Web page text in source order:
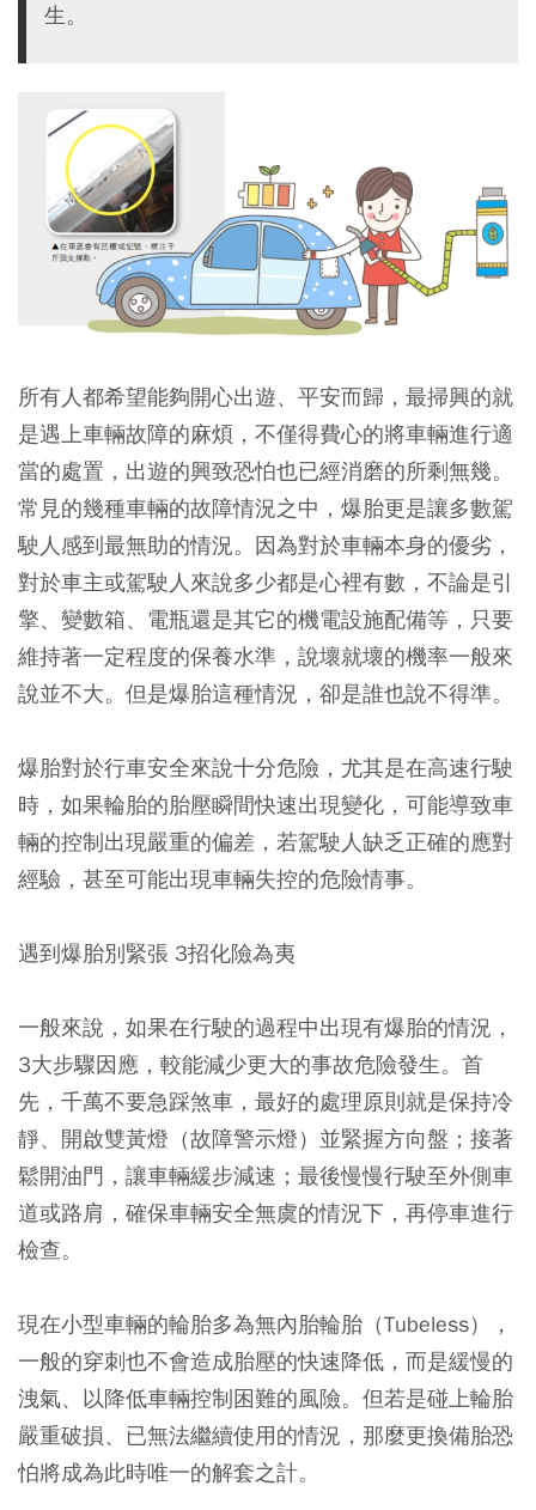
生。
所有人都希望能夠開心出遊、平安而歸，最掃興的就
是遇上車輛故障的麻煩，不僅得費心的將車輛進行適
當的處置，出遊的興致恐怕也已經消磨的所剩無幾。
常見的幾種車輛的故障情況之中，爆胎更是讓多數駕
駛人感到最無助的情況。因為對於車輛本身的優劣，
對於車主或駕駛人來說多少都是心裡有數，不論是引
擎、變數箱、電瓶還是其它的機電設施配備等，只要
維持著一定程度的保養水準，說壞就壞的機率一般來
說並不大。但是爆胎這種情況，卻是誰也說不得準。
爆胎對於行車安全來說十分危險，尤其是在高速行駛
時，如果輪胎的胎壓瞬間快速出現變化，可能導致車
輛的控制出現嚴重的偏差，若駕駛人缺乏正確的應對
經驗，甚至可能出現車輛失控的危險情事。
遇到爆胎別緊張 3招化險為夷
一般來說，如果在行駛的過程中出現有爆胎的情況，
3大步驟因應，較能減少更大的事故危險發生。首
先，千萬不要急踩煞車，最好的處理原則就是保持冷
靜、開啟雙黃燈（故障警示燈）並緊握方向盤；接著
鬆開油門，讓車輛緩步減速；最後慢慢行駛至外側車
道或路肩，確保車輛安全無虞的情況下，再停車進行
檢查。
現在小型車輛的輪胎多為無內胎輪胎（Tubeless），
一般的穿刺也不會造成胎壓的快速降低，而是緩慢的
洩氣、以降低車輛控制困難的風險。但若是碰上輪胎
嚴重破損、已無法繼續使用的情況，那麼更換備胎恐
怕將成為此時唯一的解套之計。